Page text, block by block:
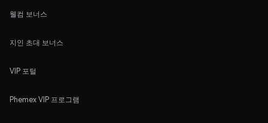
웰컴 보너스
지인 초대 보너스
VIP 포털
Phemex VIP 프로그램